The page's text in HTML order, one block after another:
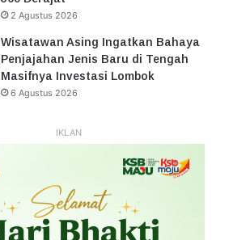
2 Agustus 2026
Wisatawan Asing Ingatkan Bahaya
Penjajahan Jenis Baru di Tengah
Masifnya Investasi Lombok
6 Agustus 2026
IKLAN